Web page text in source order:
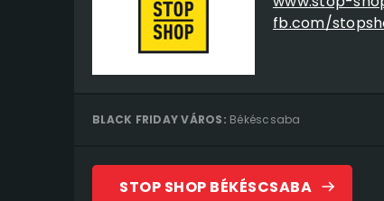
fb.com/
BLACK FRIDAY VÁROS: Békéscsaba
STOP SHOP BÉKÉSCSABA